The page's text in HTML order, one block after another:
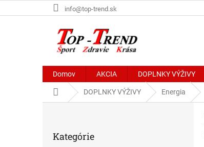
na
info@top-trend.sk
Domov AKCIA DOPLNKY VÝŽIVY
DomovDOPLNKY VÝŽIVY Energia
kategórie
Kategórie